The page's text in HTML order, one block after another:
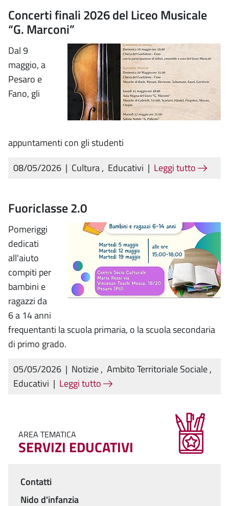
Concerti finali 2026 del Liceo Musicale
“G. Marconi”
Dal 9
maggio, a
Pesaro e
Fano, gli
appuntamenti con gli studenti
08/05/2026 | Cultura, Educativi | Leggi tutto
Fuoriclasse 2.0
Pomeriggi
dedicati
all'aiuto
compiti per
bambini e
ragazzi da
6 a 14 anni
frequentanti la scuola primaria, o la scuola secondaria
di primo grado.
05/05/2026 | Notizie, Ambito Territoriale Sociale,
Educativi | Leggi tutto
AREA TEMATICA
SERVIZI EDUCATIVI
Contatti
Nido d'infanzia